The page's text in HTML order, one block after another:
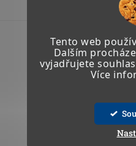
Tento web
Dalším
vyjadřujete
Více